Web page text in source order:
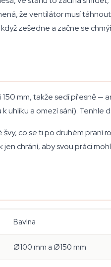
že ventilátor musí
zešedne a začne se
mm, takže sedí přesně —
a omezí sání).
co se ti po druhém praní
chrání, aby svou práci
Bavlna
Ø100 mm a Ø150 mm